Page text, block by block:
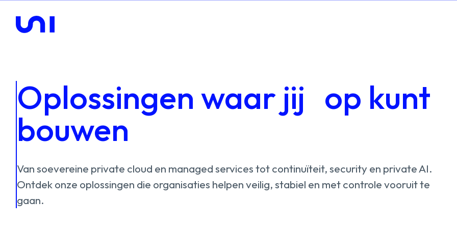
Services
Oplossingen waar jij op kunt
bouwen
Vansoevereine private cloud en managedservicestotcontinuïteit,securityen privateAI.
Ontdekonze oplossingen die organisaties helpenveilig,stabiel en metcontrolevooruitte
gaan.